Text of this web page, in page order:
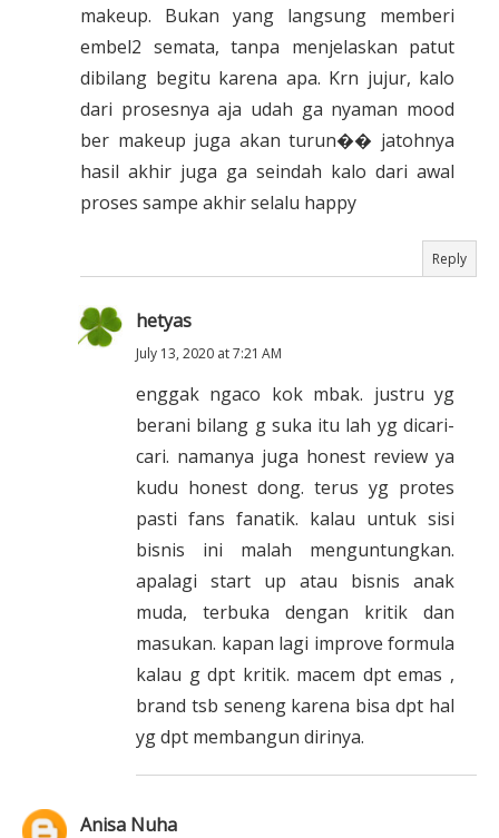
makeup. Bukan yang langsung memberi
embel2 semata, tanpa menjelaskan patut
dibilang begitu karena apa. Krn jujur, kalo
dari prosesnya aja udah ga nyaman mood
ber makeup juga akan turun�� jatohnya
hasil akhir juga ga seindah kalo dari awal
proses sampe akhir selalu happy
Reply
hetyas
July 13, 2020 at 7:21 AM
enggak ngaco kok mbak. justru yg
berani bilang g suka itu lah yg dicari-
cari. namanya juga honest review ya
kudu honest dong. terus yg protes
pasti fans fanatik. kalau untuk sisi
bisnis ini malah menguntungkan.
apalagi start up atau bisnis anak
muda, terbuka dengan kritik dan
masukan. kapan lagi improve formula
kalau g dpt kritik. macem dpt emas ,
brand tsb seneng karena bisa dpt hal
yg dpt membangun dirinya.
Anisa Nuha